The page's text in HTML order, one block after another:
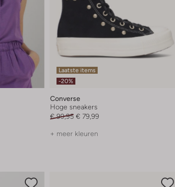
Laatste items
-20%
Converse
Hoge sneakers
€ 99,95 € 79,99
+ meer kleuren